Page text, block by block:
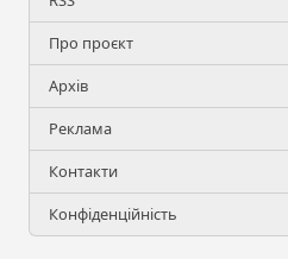
Про проєкт
Архів
Реклама
Контакти
Конфіденційність